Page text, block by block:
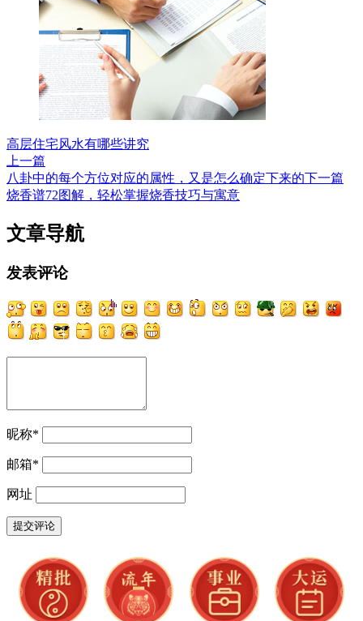
高层住宅风水有哪些讲究
上一篇
八卦中的每个方位对应的属性，又是怎么确定下来的下一篇
烧香谱72图解，轻松掌握烧香技巧与寓意
文章导航
发表评论
昵称*
邮箱*
网址